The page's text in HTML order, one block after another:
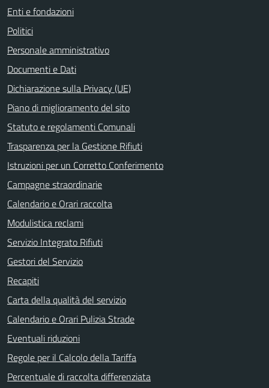
Enti e fondazioni
Politici
Personale amministrativo
Documenti e Dati
Dichiarazione sulla Privacy (UE)
Piano di miglioramento del sito
Statuto e regolamenti Comunali
Trasparenza per la Gestione Rifiuti
Istruzioni per un Corretto Conferimento
Campagne straordinarie
Calendario e Orari raccolta
Modulistica reclami
Servizio Integrato Rifiuti
Gestori del Servizio
Recapiti
Carta della qualità del servizio
Calendario e Orari Pulizia Strade
Eventuali riduzioni
Regole per il Calcolo della Tariffa
Percentuale di raccolta differenziata